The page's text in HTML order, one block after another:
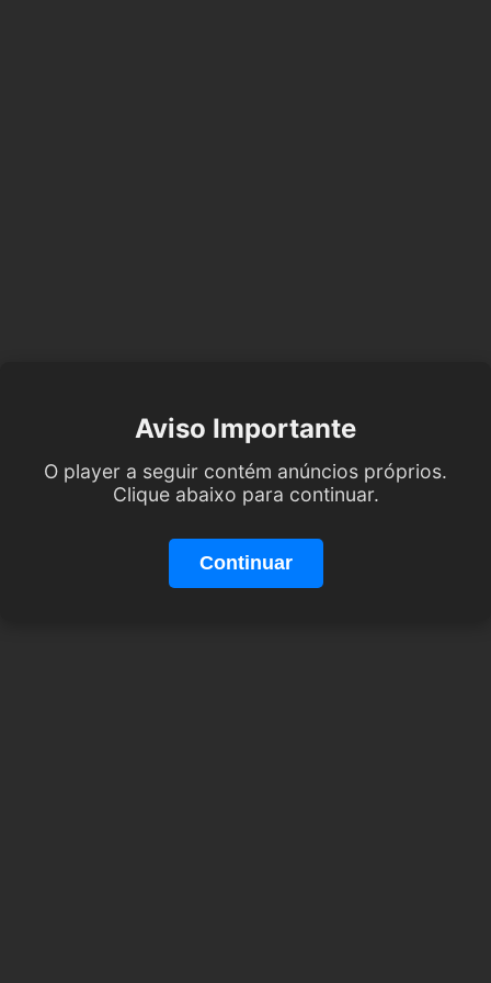
Aviso Importante
O player a seguir contém anúncios próprios.
Clique abaixo para continuar.
Continuar